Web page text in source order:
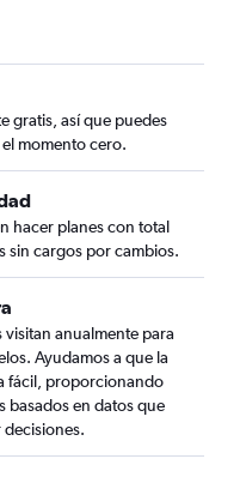
gratis, así que puedes
momento cero.
hacer planes con total
sin cargos por cambios.
anualmente para
Ayudamos a que la
fácil, proporcionando
basados en datos que